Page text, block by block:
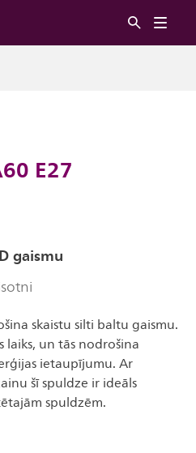
E27
gaismu
skaistu silti baltu gaismu.
laiks, un tās nodrošina
ietaupījumu. Ar
šī spuldze ir ideāls
spuldzēm.